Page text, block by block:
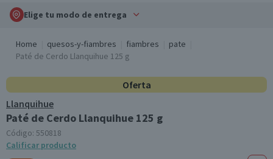
Elige tu modo de entrega
Home quesos-y-fiambres fiambres
pate
Paté de Cerdo Llanquihue 125 g
Oferta
Llanquihue
Paté de Cerdo Llanquihue 125 g
Código: 550818
Calificar producto